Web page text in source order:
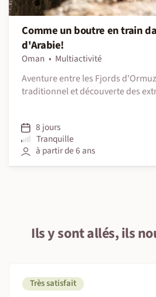
Comme un boutre en train
d'Arabie!
Oman
Multiactivité
Aventure entre les Fjords
traditionnel et découverte des
8 jours
Tranquille
à partir de 6 ans
Ils y sont allés, ils
Très satisfait